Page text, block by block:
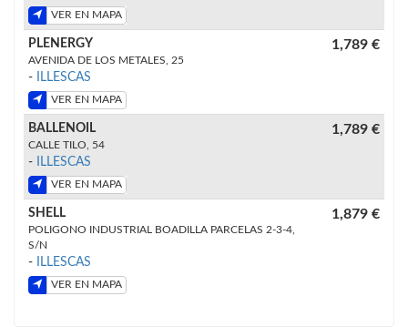
VER EN MAPA
PLENERGY
AVENIDA DE LOS METALES, 25
- ILLESCAS
VER EN MAPA
1,789 €
BALLENOIL
CALLE TILO, 54
- ILLESCAS
VER EN MAPA
1,789 €
SHELL
POLIGONO INDUSTRIAL BOADILLA PARCELAS 2-3-4,
S/N
- ILLESCAS
VER EN MAPA
1,879 €